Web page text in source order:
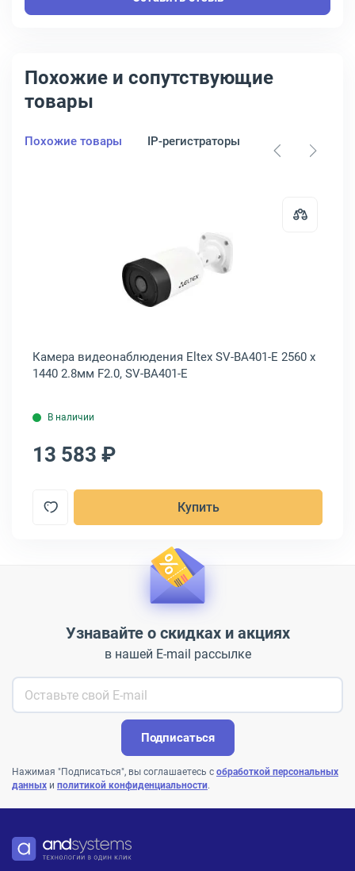
Похожие и сопутствующие
товары
Похожие товары IP-регистраторы
HiWatch DS-I215 1920 x 1080 5-75мм, DS-I215(D)
Открыть товар: Камера
Камера видеонаблюдения Eltex SV-BA401-E 2560 x
1440 2.8мм F2.0, SV-BA401-E
В наличии
13 583 ₽
Купить
Узнавайте о скидках и акциях
в нашей E-mail рассылке
Подписаться
Нажимая "Подписаться", вы соглашаетесь с обработкой персональных
данных и политикой конфиденциальности.